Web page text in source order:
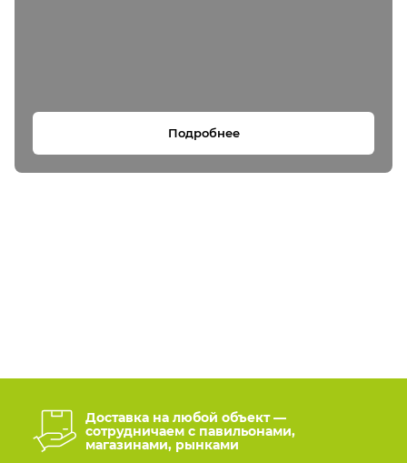
Подробнее
Доставка на любой объект —
сотрудничаем с павильонами,
магазинами, рынками